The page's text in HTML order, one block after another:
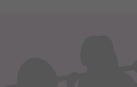
oparciu o stosowną podstawę
zbierane są przez naszych